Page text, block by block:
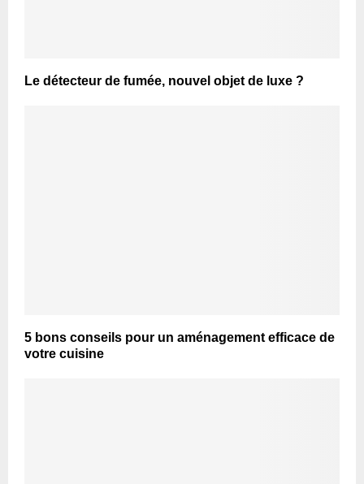
Le détecteur de fumée, nouvel objet de luxe ?
5 bons conseils pour un aménagement efficace de
votre cuisine